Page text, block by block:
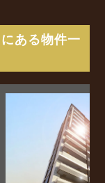
ある物件一